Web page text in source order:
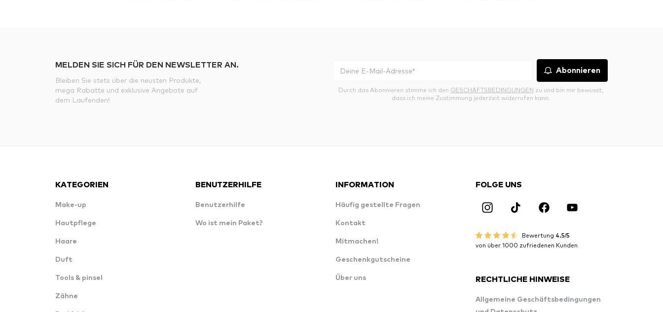
MELDEN SIE SICH FÜR DEN NEWSLETTER AN.
Bleiben Sie stets über die neusten Produkte,
mega Rabatte und exklusive Angebote auf
dem Laufenden!
Abonnieren
Durch das Abonnieren stimme ich den GESCHÄFTSBEDINGUNGEN zu und bin mir bewusst,
dass ich meine Zustimmung jederzeit widerrufen kann.
KATEGORIEN
Make-up
Hautpflege
Haare
Duft
Tools & pinsel
Zähne
BENUTZERHILFE
Benutzerhilfe
Wo ist mein Paket?
INFORMATION
Häufig gestellte Fragen
Kontakt
Mitmachen!
Geschenkgutscheine
Über uns
FOLGE UNS
Bewertung 4.5/5
von über 1000 zufriedenen Kunden
RECHTLICHE HINWEISE
Allgemeine Geschäftsbedingungen